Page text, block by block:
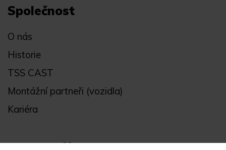
Společnost
O nás
Historie
TSS CAST
Montážní partneři (vozidla)
Kariéra